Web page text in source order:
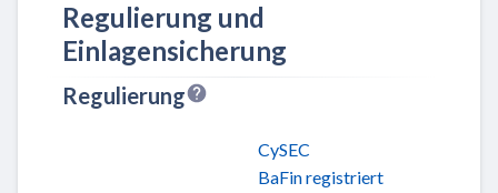
Regulierung und
Einlagensicherung
Regulierung
CySEC
BaFin registriert